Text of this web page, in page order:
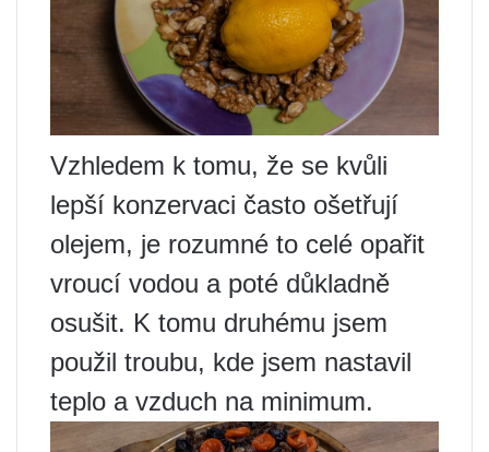
Vzhledem k tomu, že se kvůli
lepší konzervaci často ošetřují
olejem, je rozumné to celé opařit
vroucí vodou a poté důkladně
osušit. K tomu druhému jsem
použil troubu, kde jsem nastavil
teplo a vzduch na minimum.